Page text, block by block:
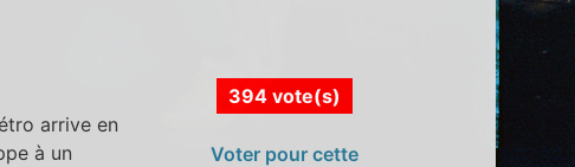
arrive en
à un
394 vote(s)
Voter pour cette